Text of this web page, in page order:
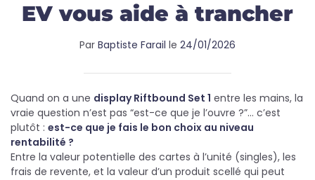
EV vous aide à trancher
Par Baptiste Farail le 24/01/2026
Quand on a une display Riftbound Set 1 entre les mains, la
vraie question n’est pas “est-ce que je l’ouvre ?”… c’est
plutôt : est-ce que je fais le bon choix au niveau
rentabilité ?
Entre la valeur potentielle des cartes à l’unité (singles), les
frais de revente, et la valeur d’un produit scellé qui peut